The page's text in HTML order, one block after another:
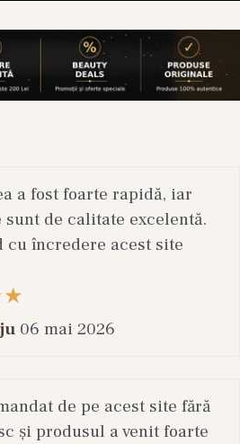
a fost foarte rapidă, iar
sunt de calitate excelentă.
cu încredere acest site
06 mai 2026
de pe acest site fără
și produsul a venit foarte